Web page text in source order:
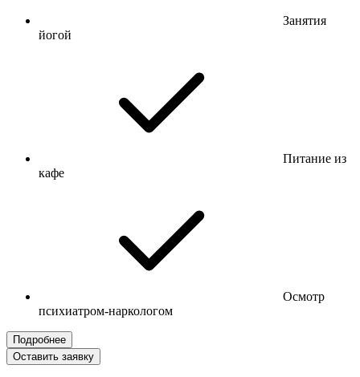
Занятия
йогой
Питание из
кафе
Осмотр
психиатром-наркологом
Подробнее
Оставить заявку